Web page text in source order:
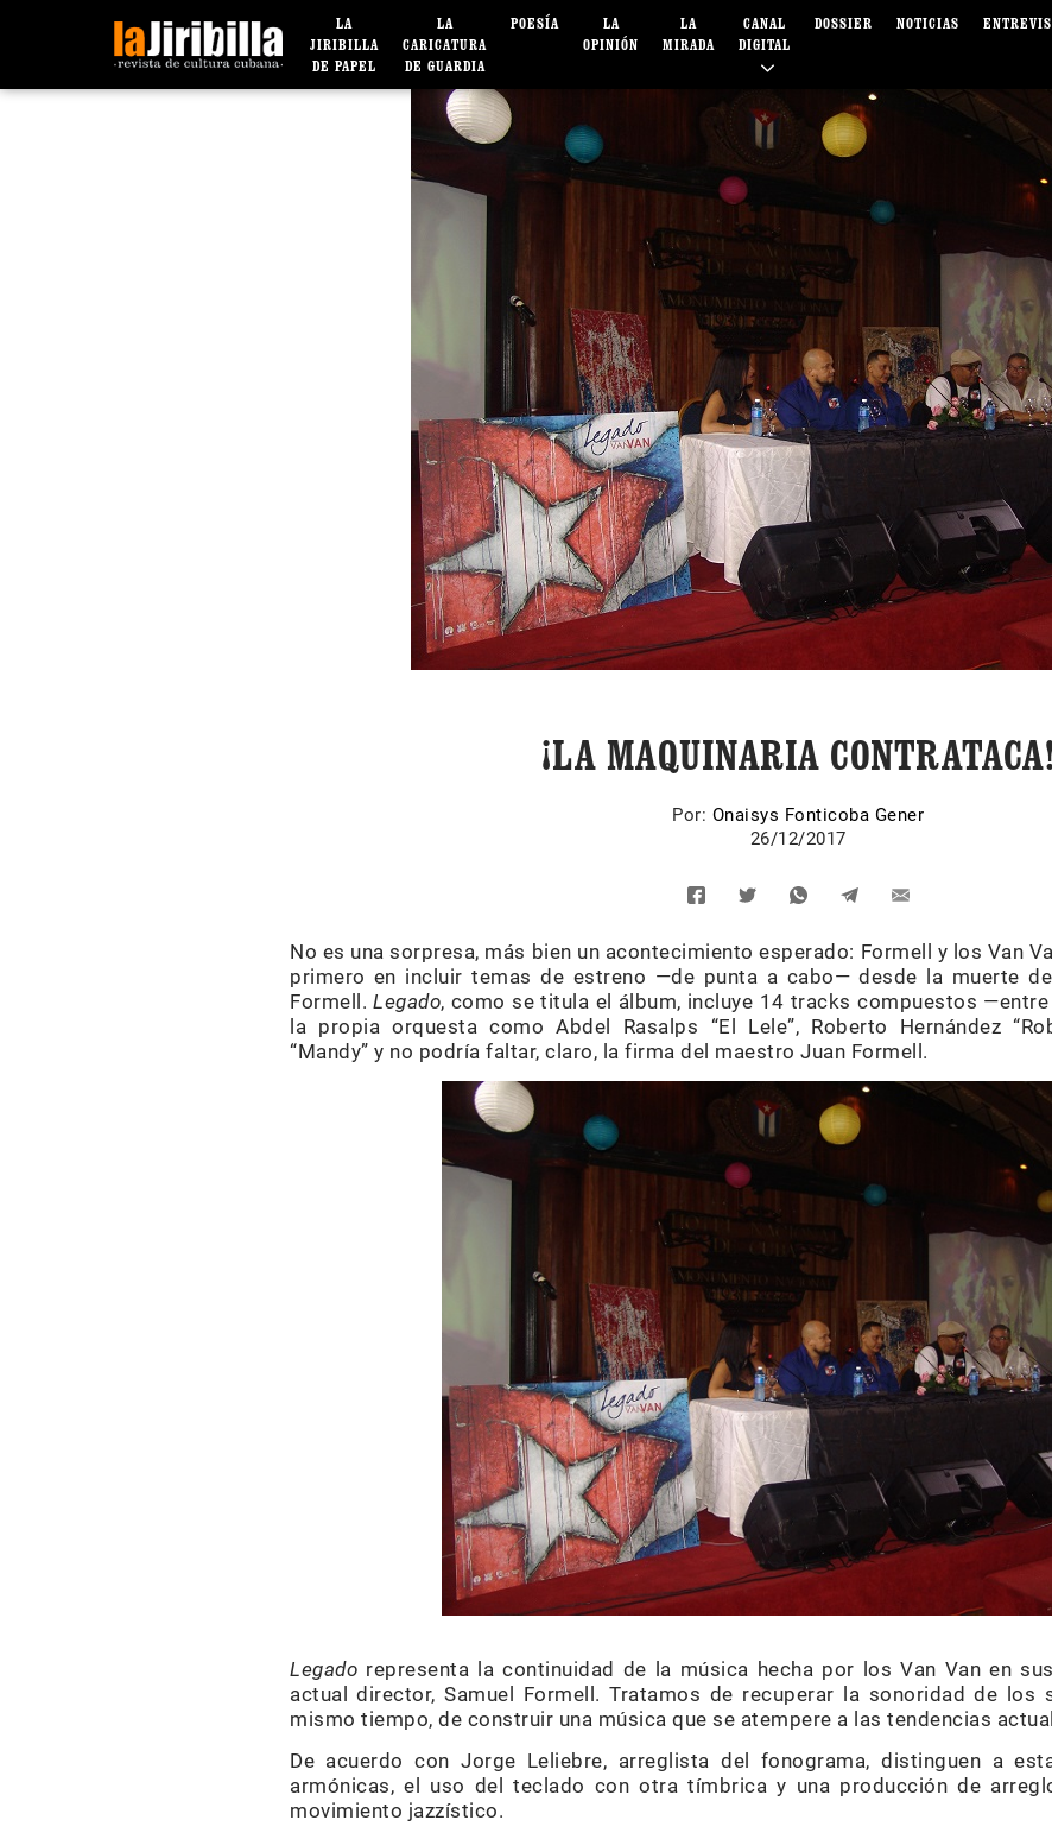
LA
JIRIBILLA
DE PAPEL
LA
CARICATURA
DE GUARDIA
POESÍA
LA
OPINIÓN
LA
MIRADA
CANAL
DIGITAL
DOSSIER NOTICIAS
¡LA MAQUINARIA CONTRATACA!
Por: Onaisys Fonticoba Gener
26/12/2017
No es una sorpresa, más bien un acontecimiento esperado: Formell y los Van
primero en incluir temas de estreno —de punta a cabo— desde la muerte
Formell.Legado, como se titula el álbum, incluye 14 tracks compuestos
la propia orquesta como Abdel Rasalps “El Lele”, Roberto Hernández
“Mandy” y no podría faltar, claro, la firma del maestro Juan Formell.
Legado representa la continuidad de la música hecha por los Van Van en
actual director, Samuel Formell. Tratamos de recuperar la sonoridad de los
mismo tiempo, de construir una música que se atempere a las tendencias
De acuerdo con Jorge Leliebre, arreglista del fonograma, distinguen a
armónicas, el uso del teclado con otra tímbrica y una producción de
movimiento jazzístico.